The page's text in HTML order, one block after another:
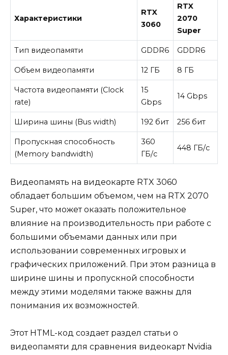
Характеристики
RTX
3060
RTX
2070
Super
Тип видеопамяти GDDR6 GDDR6
Объем видеопамяти 12 ГБ 8 ГБ
Частота видеопамяти (Clock
rate)
15
Gbps
14 Gbps
Ширина шины (Bus width) 192 бит 256 бит
Пропускная способность
(Memory bandwidth)
360
ГБ/с
448 ГБ/с
Видеопамять на видеокарте RTX 3060
обладает большим объемом, чем на RTX 2070
Super, что может оказать положительное
влияние на производительность при работе с
большими объемами данных или при
использовании современных игровых и
графических приложений. При этом разница в
ширине шины и пропускной способности
между этими моделями также важны для
понимания их возможностей.
Этот HTML-код создает раздел статьи о
видеопамяти для сравнения видеокарт Nvidia